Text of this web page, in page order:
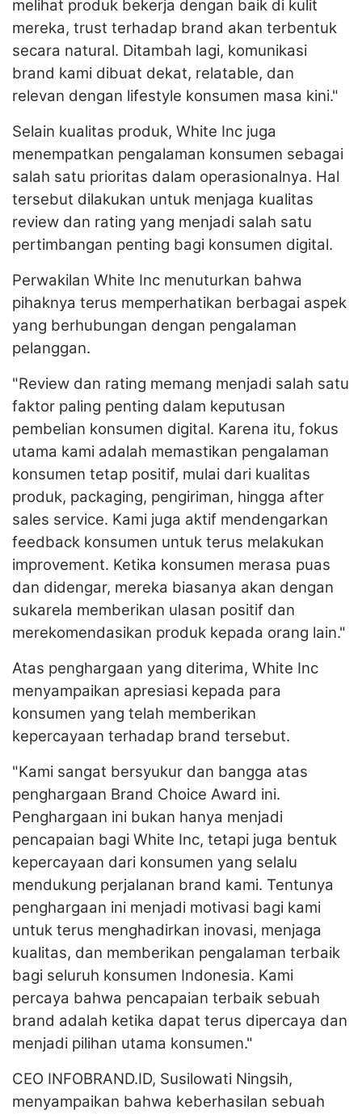
melihat produk bekerja dengan baik di kulit
mereka, trust terhadap brand akan terbentuk
secara natural. Ditambah lagi, komunikasi
brand kami dibuat dekat, relatable, dan
relevan dengan lifestyle konsumen masa kini."
Selain kualitas produk, White Inc juga
menempatkan pengalaman konsumen sebagai
salah satu prioritas dalam operasionalnya. Hal
tersebut dilakukan untuk menjaga kualitas
review dan rating yang menjadi salah satu
pertimbangan penting bagi konsumen digital.
Perwakilan White Inc menuturkan bahwa
pihaknya terus memperhatikan berbagai aspek
yang berhubungan dengan pengalaman
pelanggan.
"Review dan rating memang menjadi salah satu
faktor paling penting dalam keputusan
pembelian konsumen digital. Karena itu, fokus
utama kami adalah memastikan pengalaman
konsumen tetap positif, mulai dari kualitas
produk, packaging, pengiriman, hingga after
sales service. Kami juga aktif mendengarkan
feedback konsumen untuk terus melakukan
improvement. Ketika konsumen merasa puas
dan didengar, mereka biasanya akan dengan
sukarela memberikan ulasan positif dan
merekomendasikan produk kepada orang lain."
Atas penghargaan yang diterima, White Inc
menyampaikan apresiasi kepada para
konsumen yang telah memberikan
kepercayaan terhadap brand tersebut.
"Kami sangat bersyukur dan bangga atas
penghargaan Brand Choice Award ini.
Penghargaan ini bukan hanya menjadi
pencapaian bagi White Inc, tetapi juga bentuk
kepercayaan dari konsumen yang selalu
mendukung perjalanan brand kami. Tentunya
penghargaan ini menjadi motivasi bagi kami
untuk terus menghadirkan inovasi, menjaga
kualitas, dan memberikan pengalaman terbaik
bagi seluruh konsumen Indonesia. Kami
percaya bahwa pencapaian terbaik sebuah
brand adalah ketika dapat terus dipercaya dan
menjadi pilihan utama konsumen."
CEO INFOBRAND.ID, Susilowati Ningsih,
menyampaikan bahwa keberhasilan sebuah